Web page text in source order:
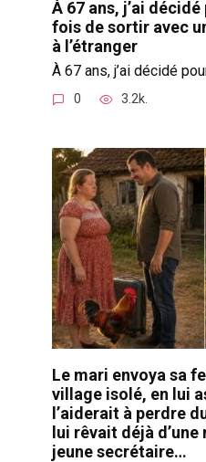
À 67 ans, j’ai
fois de sortir avec
à l’étranger
À 67 ans, j’ai décidé
0 3.2k.
Le mari envoya sa
village isolé, en lui
l’aiderait à perdre
lui rêvait déjà d’une
jeune secrétaire…